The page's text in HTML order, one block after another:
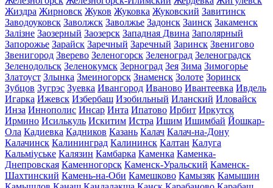
Жиздра Жирновск Жуков Жуковка Жуковский Завитинск
Заводоуковск Заволжск Заволжье Задонск Заинск Закаменск
Залізне Заозерный Заозерск Западная Двина Заполярный
Запорожье Зарайск Заречный Заречный Заринск Звенигово
Звенигород Зверево Зеленогорск Зеленоград Зеленоградск
Зеленодольск Зеленокумск Зерноград Зея Зима Зимогорье
Златоуст Злынка Змеиногорск Знаменск Золоте Зоринск
Зубцов Зугрэс Зуевка Ивангород Иваново Ивантеевка Ивдель
Игарка Ижевск Избербаш Изобильный Иланский Иловайск
Инза Иннополис Инсар Инта Ипатово Ирбит Иркутск
Ирмино Исилькуль Искитим Истра Ишим Ишимбай Йошкар-
Ола Кадиевка Кадников Казань Калач Калач-на-Дону
Калачинск Калининград Калининск Калтан Калуга
Кальміуське Калязин Камбарка Каменка Каменка-
Днепровская Каменногорск Каменск-Уральский Каменск-
Шахтинский Камень-на-Оби Камешково Камызяк Камышин